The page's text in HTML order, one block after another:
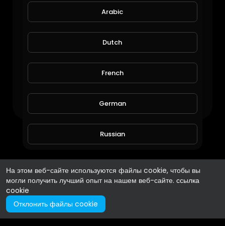
На этом веб-сайте используются файлы cookie, чтобы вы
могли получить лучший опыт на нашем веб-сайте. ссылка
cookie
Отклонить файлы cookie
Фильмы не найдены
Arabic
Dutch
French
German
Russian
Turkish